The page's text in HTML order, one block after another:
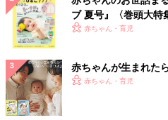
ブ 夏号』〈巻頭大特
く！ おっぱい・ミル
赤ちゃん・育児
赤ちゃんが生まれた
赤ちゃん・育児